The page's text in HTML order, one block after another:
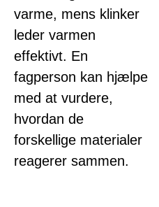
varme, mens klinker
leder varmen
effektivt. En
fagperson kan hjælpe
med at vurdere,
hvordan de
forskellige materialer
reagerer sammen.